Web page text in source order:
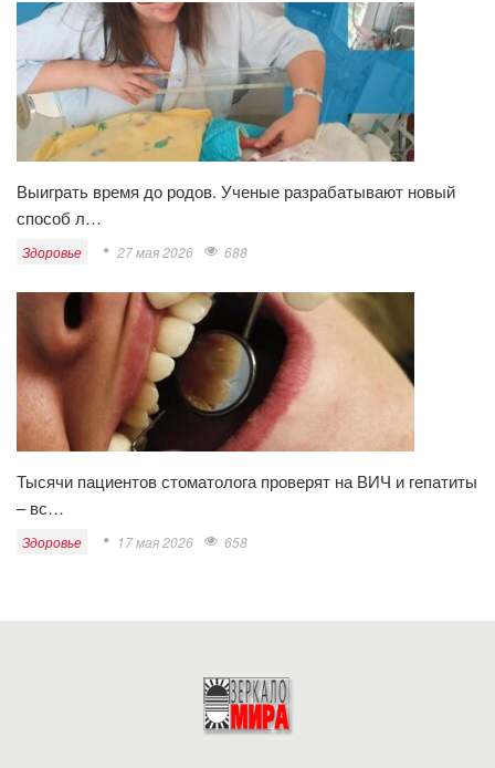
Выиграть время до родов. Ученые разрабатывают новый
способ л…
Здоровье 27 мая 2026 688
Тысячи пациентов стоматолога проверят на ВИЧ и гепатиты
– вс…
Здоровье 17 мая 2026 658